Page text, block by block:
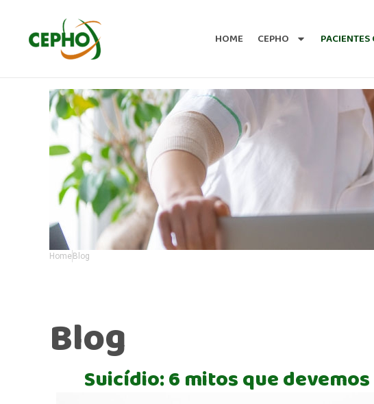
HOME CEPHO
Home Blog
Blog
Suicídio: 6 mitos que